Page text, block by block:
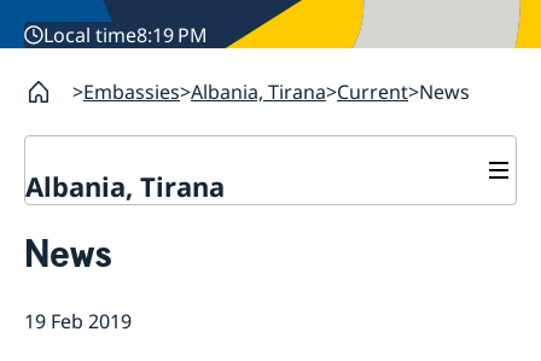
Local time8:19 PM
Embassies Albania, Tirana Current News
Albania, Tirana
About us
News
19 Feb 2019